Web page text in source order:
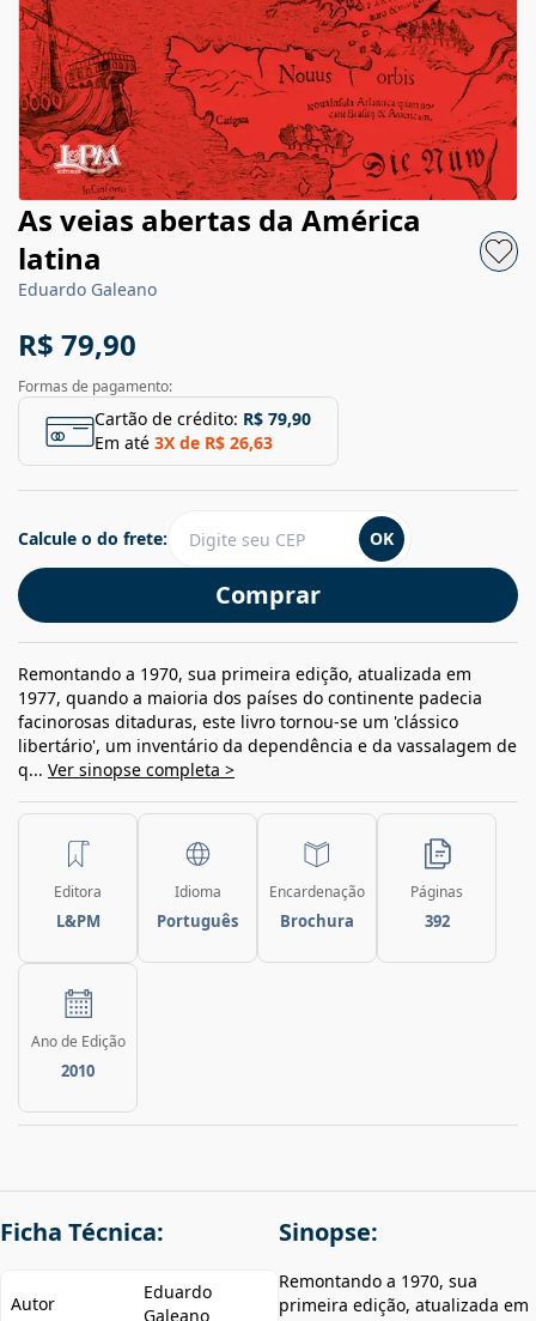
As veias abertas da América
latina
Eduardo Galeano
R$ 79,90
Formas de pagamento:
Cartão de crédito: R$ 79,90
Em até 3X de R$ 26,63
Comprar
Calcule o do frete: OK
Remontando a 1970, sua primeira edição, atualizada em
1977, quando a maioria dos países do continente padecia
facinorosas ditaduras, este livro tornou-se um 'clássico
libertário', um inventário da dependência e da vassalagem de
q... Ver sinopse completa >
Editora
L&PM
Idioma
Português
Encardenação
Brochura
Páginas
392
Ano de Edição
2010
Ficha Técnica:
Autor
Eduardo
Galeano
Sinopse:
Remontando a 1970, sua
primeira edição, atualizada em